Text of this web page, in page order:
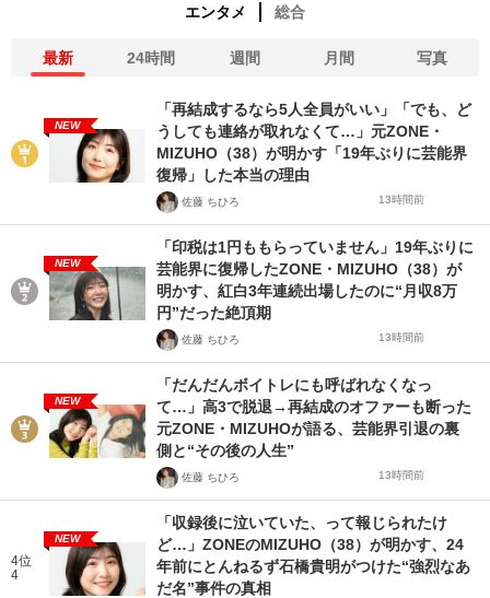
エンタメ 総合
最新 24時間 週間 月間 写真
NEW
「再結成するなら5人全員がいい」「でも、ど
うしても連絡が取れなくて…」元ZONE・
MIZUHO（38）が明かす「19年ぶりに芸能界
復帰」した本当の理由
佐藤 ちひろ 13時間前
NEW
「印税は1円ももらっていません」19年ぶりに
芸能界に復帰したZONE・MIZUHO（38）が
明かす、紅白3年連続出場したのに“月収8万
円”だった絶頂期
佐藤 ちひろ 13時間前
NEW
「だんだんボイトレにも呼ばれなくなっ
て…」高3で脱退→再結成のオファーも断った
元ZONE・MIZUHOが語る、芸能界引退の裏
側と“その後の人生”
佐藤 ちひろ 13時間前
4位
4
NEW
「収録後に泣いていた、って報じられたけ
ど…」ZONEのMIZUHO（38）が明かす、24
年前にとんねるず石橋貴明がつけた“強烈なあ
だ名”事件の真相